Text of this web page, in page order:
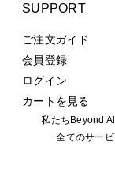
SUPPORT
ご注文ガイド
会員登録
ログイン
カートを見る
私たちBeyond
全てのサー